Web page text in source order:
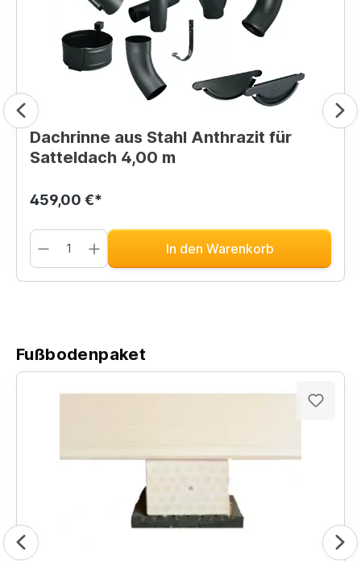
Dachrinne aus Stahl Anthrazit für
Satteldach 4,00 m
459,00 €*
In den Warenkorb
Fußbodenpaket